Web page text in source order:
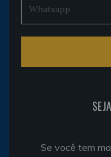
Se você tem